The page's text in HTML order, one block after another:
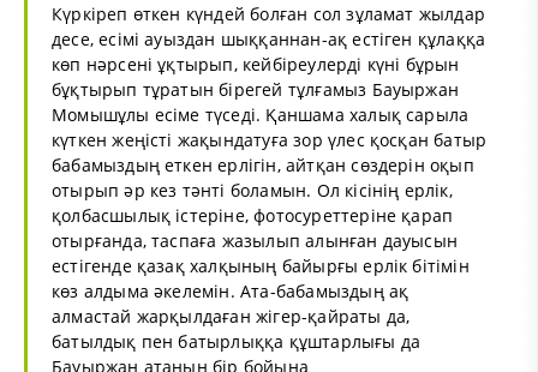
Күркіреп өткен күндей болған сол зұламат жылдар
десе, есімі ауыздан шыққаннан-ақ естіген құлаққа
көп нәрсені ұқтырып, кейбіреулерді күні бұрын
бұқтырып тұратын бірегей тұлғамыз Бауыржан
Момышұлы есіме түседі. Қаншама халық сарыла
күткен жеңісті жақындатуға зор үлес қосқан батыр
бабамыздың еткен ерлігін, айтқан сөздерін оқып
отырып әр кез тәнті боламын. Ол кісінің ерлік,
қолбасшылық істеріне, фотосуреттеріне қарап
отырғанда, таспаға жазылып алынған дауысын
естігенде қазақ халқының байырғы ерлік бітімін
көз алдыма әкелемін. Ата-бабамыздың ақ
алмастай жарқылдаған жігер-қайраты да,
батылдық пен батырлыққа құштарлығы да
Бауыржан атаның бір бойына